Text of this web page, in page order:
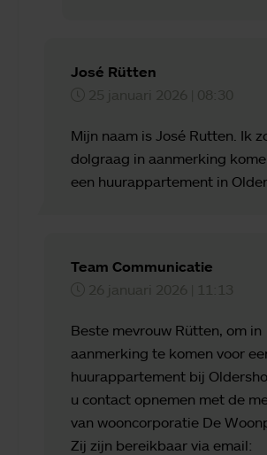
José Rütten
25 januari 2026 | 08:30
Mijn naam is José Rutten. Ik
dolgraag in aanmerking
een huurappartement in
Team Communicatie
26 januari 2026 | 11:13
Beste mevrouw Rütten, om in
aanmerking te komen voor
huurappartement bij
u contact opnemen met de
van wooncorporatie De
Zij zijn bereikbaar via email: